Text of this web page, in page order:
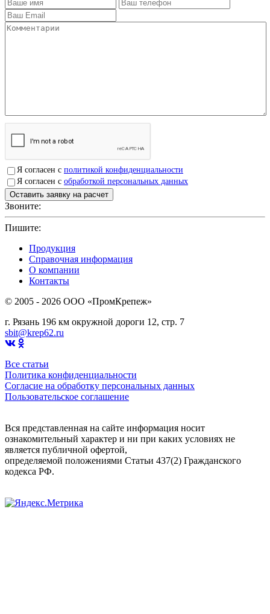
Я согласен с политикой конфиденциальности
Я согласен с обработкой персональных данных
Звоните:
Пишите:
Продукция
Справочная информация
О компании
Контакты
© 2005 - 2026 OOO «ПромКрепеж»
г. Рязань 196 км окружной дороги 12, стр. 7
sbit@krep62.ru
Все статьи
Политика конфиденциальности
Согласие на обработку персональных данных
Пользовательское соглашение
Вся представленная на сайте информация носит
ознакомительный характер и ни при каких условиях не
является публичной офертой,
определяемой положениями Статьи 437(2) Гражданского
кодекса РФ.